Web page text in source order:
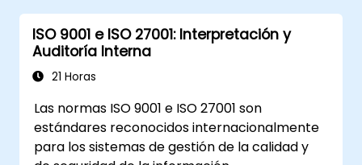
Comprender el funcionamiento de un
sistema de gestión de la seguridad de la
información y sus procesos basados en
ISO/IEC 27001
implementar los requisitos de ISO/IEC
27001 en el contexto específico de una
organización
ISO 9001 e ISO 27001: Interpretación y
Auditoría Interna
21 Horas
Las normas ISO 9001 e ISO 27001 son
estándares reconocidos internacionalmente
para los sistemas de gestión de la calidad y